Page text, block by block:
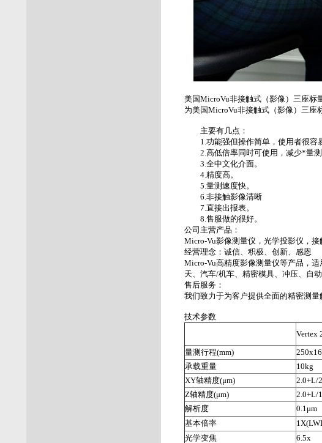
美国MicroVu非接触式（影像）三座标
为美国MicroVu非接触式（影像）三座
主要有几点：
1.功能强但操作简单，使用者很容易
2.高低倍率同时可使用，减少*量测
3.全中文化介面。
4.精度高。
5.量测速度快。
6.非接触影像清晰
7.直接出报表。
8.售服做的很好。
公司主营产品：
Micro-Vu影像测量仪，光学投影仪，接
经营理念：诚信、积极、创新、感恩
Micro-Vu高精度影像测量仪等产品，
天、汽车/机车、精密模具、冲压、自
售后服务：
我们致力于为客户提供全面的精密测
技术参数
Vertex
量测行程(mm)
承载重量
10kg
XY轴精度(μm)
2.0+L/
Z轴精度(μm)
2.0+L/
解析度
0.1μm
基本倍率
光学变焦
6.5x